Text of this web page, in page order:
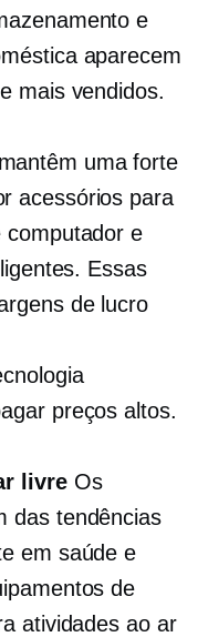
e
aparecem
mais vendidos.
uma forte
acessórios para
computador e
Essas
de lucro
preços altos.
livreOs
das tendências
em saúde e
de
atividades ao ar